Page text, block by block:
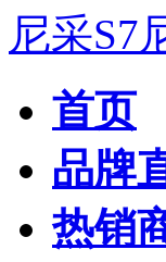
尼采S7
首页
品牌
热销